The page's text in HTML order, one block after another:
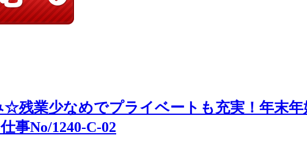
☆残業少なめでプライベートも充実！年末
事No/1240-C-02